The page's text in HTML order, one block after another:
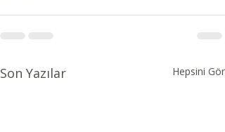
Son Yazılar Hepsini Gör